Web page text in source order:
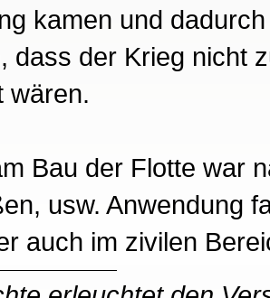
kamen und
dass der Krieg nicht
wären.
Bau der Flotte war
usw. Anwendung
auch im zivilen